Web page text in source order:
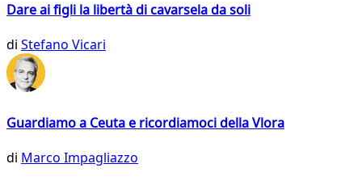
Dare ai figli la libertà di cavarsela da soli
di Stefano Vicari
Guardiamo a Ceuta e ricordiamoci della Vlora
di Marco Impagliazzo